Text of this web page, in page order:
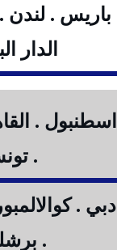
باريس . لندن
الدار
اسطنبول .
.
دبي .
.